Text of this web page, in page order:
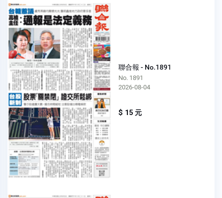
聯合報 - No.1891
No. 1891
2026-08-04
$ 15 元